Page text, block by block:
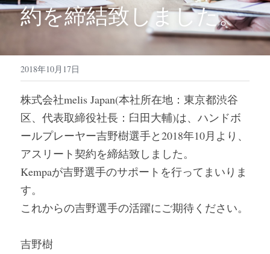
約を締結致しました。
2018年10月17日
株式会社melis Japan(本社所在地：東京都渋谷
区、代表取締役社長：臼田大輔)は、ハンドボ
ールプレーヤー吉野樹選手と2018年10月より、
アスリート契約を締結致しました。
Kempaが吉野選手のサポートを行ってまいりま
す。
これからの吉野選手の活躍にご期待ください。
吉野樹